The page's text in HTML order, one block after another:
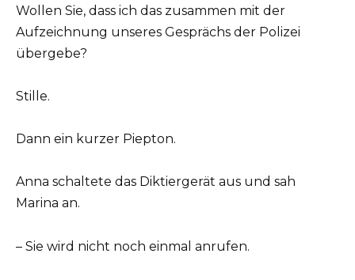
Wollen Sie, dass ich das zusammen mit der
Aufzeichnung unseres Gesprächs der Polizei
übergebe?
Stille.
Dann ein kurzer Piepton.
Anna schaltete das Diktiergerät aus und sah
Marina an.
– Sie wird nicht noch einmal anrufen.